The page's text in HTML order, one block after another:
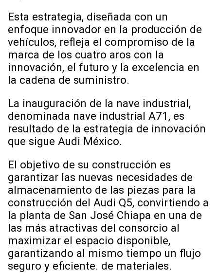
Esta estrategia, diseñada con un
enfoque innovador en la producción de
vehículos, refleja el compromiso de la
marca de los cuatro aros con la
innovación, el futuro y la excelencia en
la cadena de suministro.
La inauguración de la nave industrial,
denominada nave industrial A71, es
resultado de la estrategia de innovación
que sigue Audi México.
El objetivo de su construcción es
garantizar las nuevas necesidades de
almacenamiento de las piezas para la
construcción del Audi Q5, convirtiendo a
la planta de San José Chiapa en una de
las más atractivas del consorcio al
maximizar el espacio disponible,
garantizando al mismo tiempo un flujo
seguro y eficiente. de materiales.